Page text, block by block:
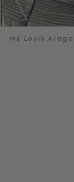
Με Louis